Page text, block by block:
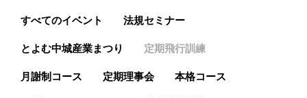
すべてのイベント 法規セミナー
とよむ中城産業まつり 定期飛行訓練
月謝制コース 定期理事会 本格コース